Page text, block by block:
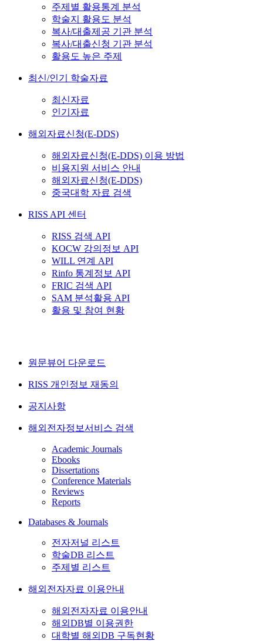
주제별 활용통계 분석
학술지 활용도 분석
복사/대출제공 기관 분석
복사/대출신청 기관 분석
활용도 높은 주제
최신/인기 학술자료
최신자료
인기자료
해외자료신청(E-DDS)
해외자료신청(E-DDS) 이용 방법
비용지원 서비스 안내
해외자료신청(E-DDS)
중국대학 자료 검색
RISS API 센터
RISS 검색 API
KOCW 강의정보 API
WILL 연계 API
Rinfo 통계정보 API
FRIC 검색 API
SAM 분석활용 API
활용 및 참여 현황
원문뷰어 다운로드
RISS 개인정보 재동의
공지사항
해외전자정보서비스 검색
Academic Journals
Ebooks
Dissertations
Conference Materials
Reviews
Reports
Databases & Journals
전자저널 리스트
학술DB 리스트
주제별 리스트
해외전자자료 이용안내
해외전자자료 이용안내
해외DB별 이용권한
대학별 해외DB 구독현황